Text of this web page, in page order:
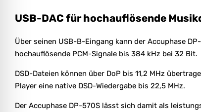
USB-DAC für hochauflösende
Über seinen USB-B-Eingang kann der Accuphase
hochauflösende PCM-Signale bis 384 kHz bei 32 Bit.
DSD-Dateien können über DoP bis 11,2 MHz
Player eine native DSD-Wiedergabe bis 22,5 MHz.
Der Accuphase DP-570S lässt sich damit als